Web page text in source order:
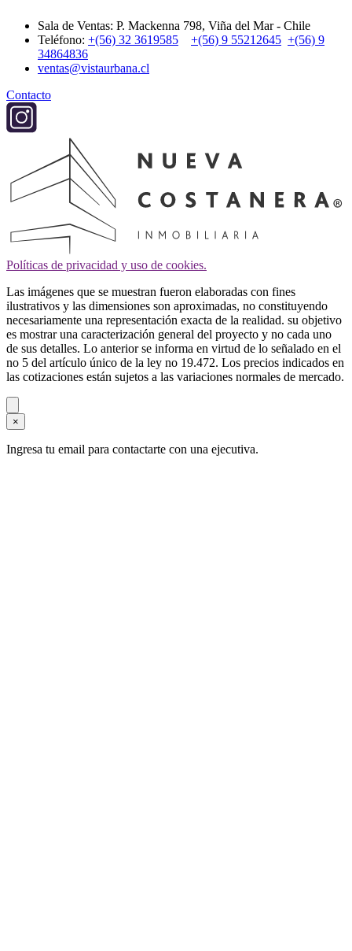
Sala de Ventas: P. Mackenna 798, Viña del Mar - Chile
Teléfono: +(56) 32 3619585 +(56) 9 55212645 +(56) 9
34864836
ventas@vistaurbana.cl
Contacto
Políticas de privacidad y uso de cookies.
Las imágenes que se muestran fueron elaboradas con fines
ilustrativos y las dimensiones son aproximadas, no constituyendo
necesariamente una representación exacta de la realidad. su objetivo
es mostrar una caracterización general del proyecto y no cada uno
de sus detalles. Lo anterior se informa en virtud de lo señalado en el
no 5 del artículo único de la ley no 19.472. Los precios indicados en
las cotizaciones están sujetos a las variaciones normales de mercado.
×
Ingresa tu email para contactarte con una ejecutiva.